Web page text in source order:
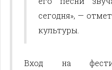
сегодня», —
культуры.
Вход на